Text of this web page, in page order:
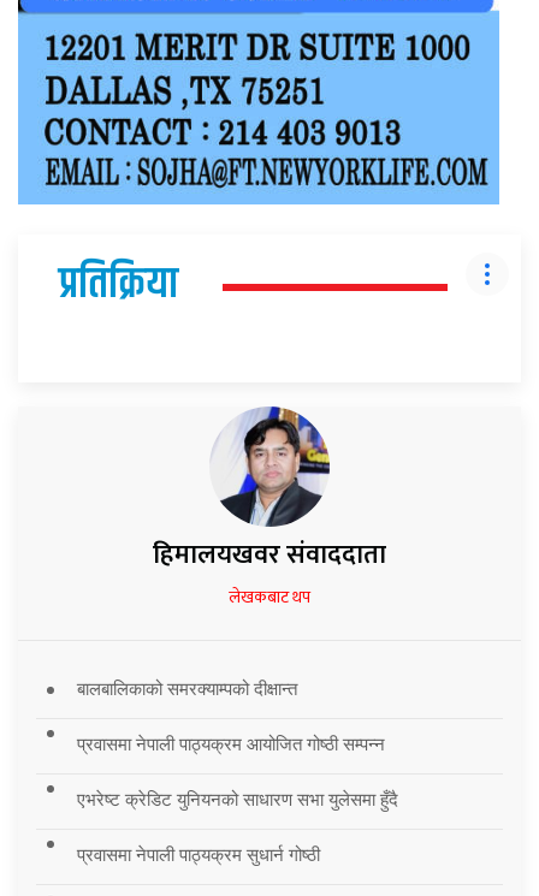
प्रतिक्रिया
हिमालयखवर संवाददाता
लेखकबाट थप
बालबालिकाको समरक्याम्पको दीक्षान्त
प्रवासमा नेपाली पाठ्यक्रम आयोजित गोष्ठी सम्पन्न
एभरेष्ट क्रेडिट युनियनको साधारण सभा युलेसमा हुँदै
प्रवासमा नेपाली पाठ्यक्रम सुधार्न गोष्ठी